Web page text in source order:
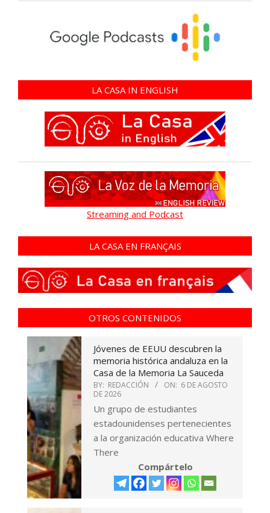
LA CASA IN ENGLISH
Streaming and Podcast
LA CASA EN FRANÇAIS
OTROS CONTENIDOS
Jóvenes de EEUU descubren la
memoria histórica andaluza en la
Casa de la Memoria La Sauceda
BY: REDACCIÓN ON: 6 DE AGOSTO
DE 2026
Un grupo de estudiantes
estadounidenses pertenecientes
a la organización educativa Where
There
Compártelo